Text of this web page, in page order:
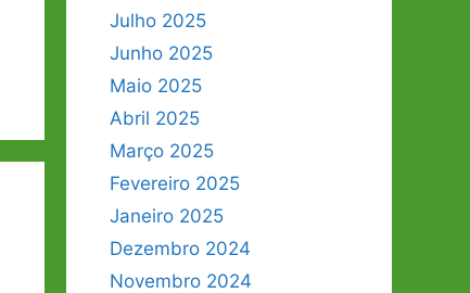
Julho 2025
Junho 2025
Maio 2025
Abril 2025
Março 2025
Fevereiro 2025
Janeiro 2025
Dezembro 2024
Novembro 2024